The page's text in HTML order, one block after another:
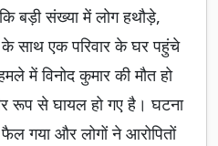
बड़ी संख्या में लोग हथौड़े,
साथ एक परिवार के घर पहुंचे
में विनोद कुमार की मौत हो
रूप से घायल हो गए है। घटना
गया और लोगों ने आरोपितों